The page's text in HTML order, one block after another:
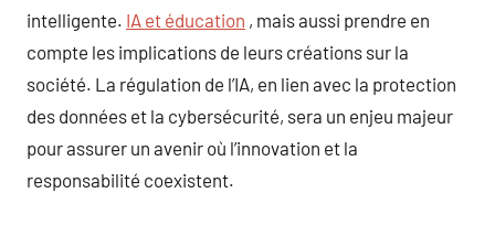
intelligente. IA et éducation , mais aussi prendre en
compte les implications de leurs créations sur la
société. La régulation de l’IA, en lien avec la protection
des données et la cybersécurité, sera un enjeu majeur
pour assurer un avenir où l’innovation et la
responsabilité coexistent.